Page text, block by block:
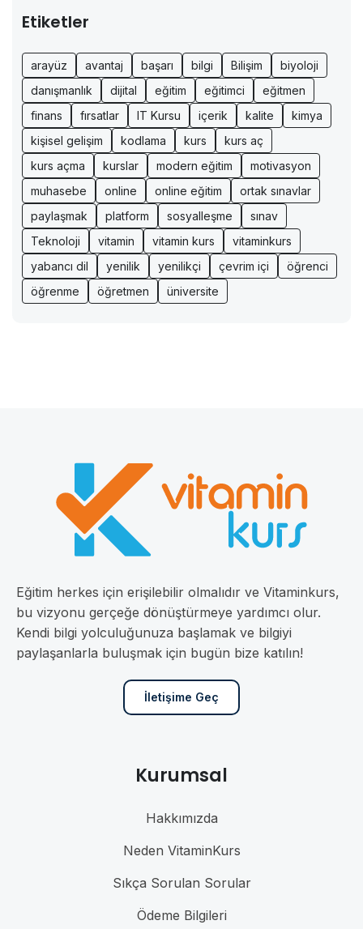
Etiketler
arayüz avantaj başarı bilgi Bilişim
biyoloji
danışmanlık
dijital eğitim eğitimci
eğitmen
finans
fırsatlar IT Kursu içerik kalite
kimya
kişisel gelişim
kodlama kurs
kurs aç
kurs açma
kurslar modern eğitim
motivasyon
muhasebe
online online eğitim
ortak sınavlar
paylaşmak
platform sosyalleşme
sınav
Teknoloji
vitamin vitamin kurs
vitaminkurs
yabancı dil
yenilik yenilikçi çevrim içi
öğrenci
öğrenme
öğretmen üniversite
Eğitim herkes için erişilebilir olmalıdır ve Vitaminkurs,
bu vizyonu gerçeğe dönüştürmeye yardımcı olur.
Kendi bilgi yolculuğunuza başlamak ve bilgiyi
paylaşanlarla buluşmak için bugün bize katılın!
İletişime Geç
Kurumsal
Hakkımızda
Neden VitaminKurs
Sıkça Sorulan Sorular
Ödeme Bilgileri